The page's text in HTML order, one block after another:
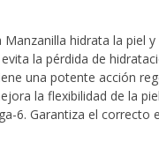
Manzanilla hidrata la piel
la pérdida de
una potente acción
la flexibilidad de la
6. Garantiza el